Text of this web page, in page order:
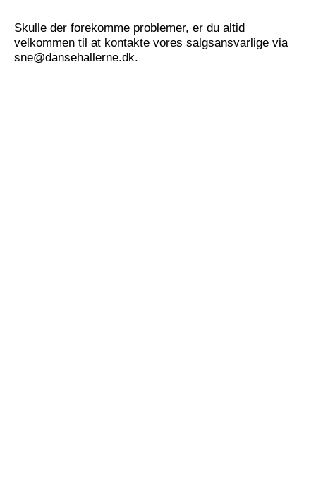
Skulle der forekomme problemer, er du altid
velkommen til at kontakte vores salgsansvarlige via
sne@dansehallerne.dk.